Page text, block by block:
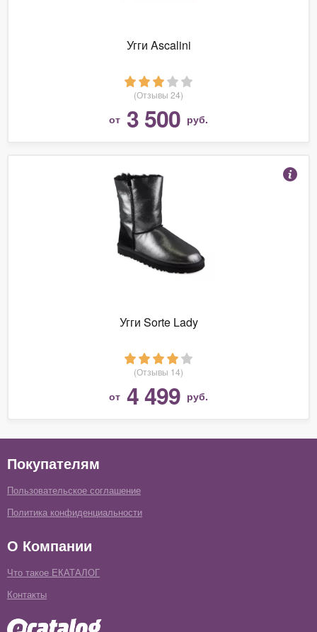
Угги Ascalini
(Отзывы 24)
от 3 500 руб.
Угги Sorte Lady
(Отзывы 14)
от 4 499 руб.
Покупателям
Пользовательское соглашение
Политика конфиденциальности
О Компании
Что такое ЕКАТАЛОГ
Контакты